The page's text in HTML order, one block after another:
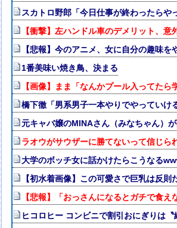
スカトロ野郎「今日仕事が終わったら
【衝撃】左ハンドル車のデメリット、意
【悲報】今のアニメ、女に自分の趣味
1番美味い焼き鳥、決まる
【画像】まま「なんかプール入ってた
橋下徹「男系男子一本やりでやってい
元キャバ嬢のMINAさん（みなちゃん）
ラオウがサウザーに勝てないって信じら
大学のボッチ女に話かけたらこうなる
【初水着画像】この可愛さで巨乳は反
【悲報】「おっさんになるとガチで食
ヒコロヒー コンビニで割引おにぎりは